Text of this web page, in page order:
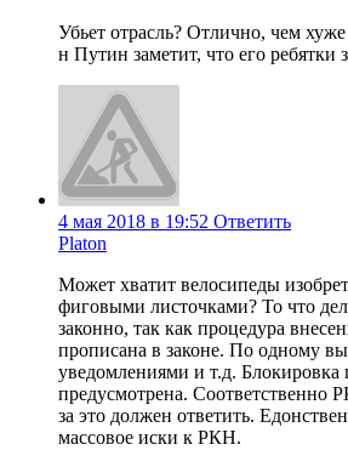
Убьет отрасль? Отлично, чем
н Путин заметит, что его ребятки
4 мая 2018 в 19:52 Ответить
Platon
Может хватит велосипеды
фиговыми листочками? То что
законно, так как процедура
прописана в законе. По одному
уведомлениями и т.д. Блокировка
предусмотрена. Соответственно
за это должен ответить.
массовое иски к РКН.